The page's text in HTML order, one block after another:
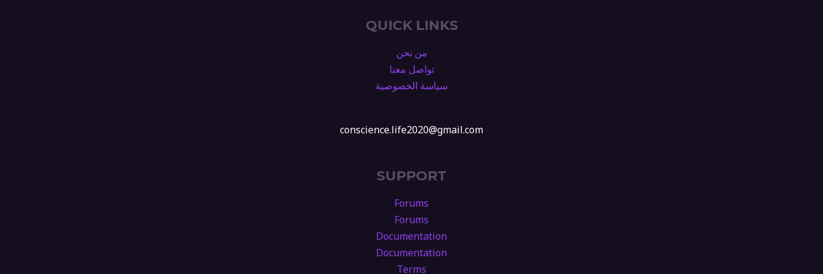
QUICK LINKS
من نحن
تواصل معنا
سياسة الخصوصية
conscience.life2020@gmail.com
SUPPORT
Forums
Forums
Documentation
Documentation
Terms